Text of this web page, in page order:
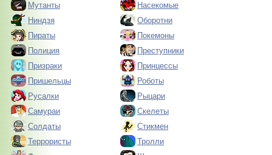
Мутанты
Насекомые
Ниндзя
Оборотни
Пираты
Покемоны
Полиция
Преступники
Призраки
Принцессы
Пришельцы
Роботы
Русалки
Рыцари
Самураи
Скелеты
Солдаты
Стикмен
Террористы
Тролли